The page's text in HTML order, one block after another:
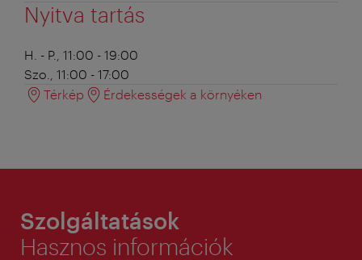
Nyitva tartás
H. - P., 11:00 - 19:00
Szo., 11:00 - 17:00
Térkép
Érdekességek a környéken
Szolgáltatások
Hasznos információk